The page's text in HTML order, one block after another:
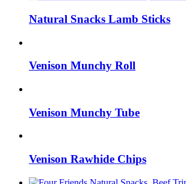
Natural Snacks Lamb Sticks
Venison Munchy Roll
Venison Munchy Tube
Venison Rawhide Chips